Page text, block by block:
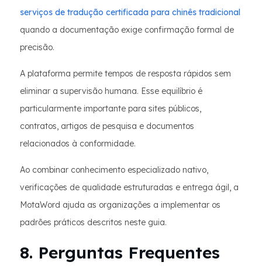
serviços de tradução certificada para chinês tradicional
quando a documentação exige confirmação formal de
precisão.
A plataforma permite tempos de resposta rápidos sem
eliminar a supervisão humana. Esse equilíbrio é
particularmente importante para sites públicos,
contratos, artigos de pesquisa e documentos
relacionados à conformidade.
Ao combinar conhecimento especializado nativo,
verificações de qualidade estruturadas e entrega ágil, a
MotaWord ajuda as organizações a implementar os
padrões práticos descritos neste guia.
8. Perguntas Frequentes